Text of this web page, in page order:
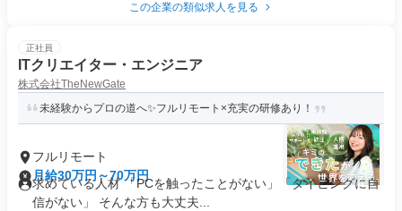
この企業の類似求人を見る
正社員
ITクリエイター・エンジニア
株式会社TheNewGate
未経験からプロの道へ✨フルリモート×充実の研修あり！
フルリモート
月給30万円～70万円
求めている人材 「PCを触ったことがない」「タイピングに自
信がない」 そんな方も大丈夫...